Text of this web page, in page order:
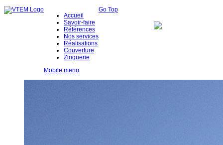
Accueil
Savoir-faire
Références
Nos services
Réalisations
Couverture
Zinguerie
Mobile menu
Go Top